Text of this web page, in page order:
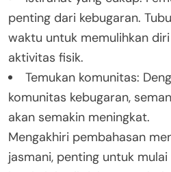
penting dari kebugaran.
waktu untuk memulihkan
aktivitas fisik.
Temukan komunitas:
komunitas kebugaran,
akan semakin meningkat.
Mengakhiri pembahasan
jasmani, penting untuk